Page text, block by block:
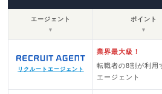
エージェント
▼
ポイント
▼
リクルートエージェント
業界最大級！
転職者の8割が利用
エージェント